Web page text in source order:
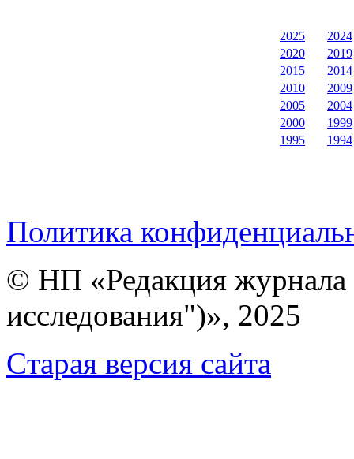
2025
2024
2020
2019
2015
2014
2010
2009
2005
2004
2000
1999
1995
1994
Политика
© НП «Редакция
исследования")», 2025
Cтарая версия сайта